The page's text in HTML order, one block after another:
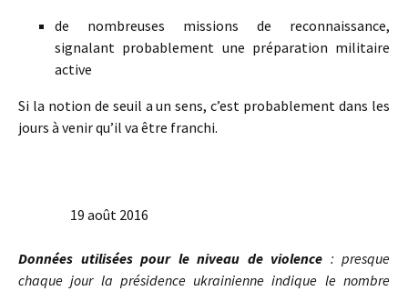
de nombreuses missions de reconnaissance,
signalant probablement une préparation militaire
active
Si la notion de seuil a un sens, c’est probablement dans les
jours à venir qu’il va être franchi.
19 août 2016
Données utilisées pour le niveau de violence : presque
chaque jour la présidence ukrainienne indique le nombre